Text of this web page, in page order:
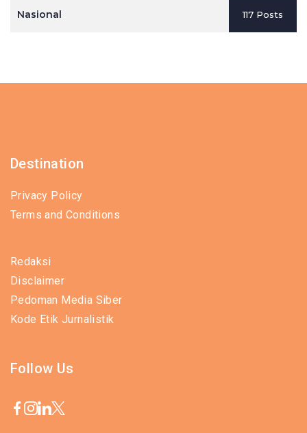
Nasional 117 Posts
Destination
Privacy Policy
Terms and Conditions
Redaksi
Disclaimer
Pedoman Media Siber
Kode Etik Jurnalistik
Follow Us